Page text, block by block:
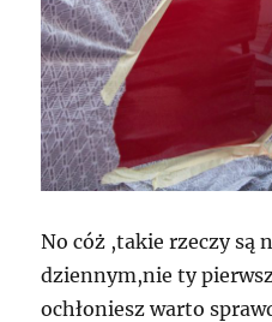
No cóż ,takie rzeczy są
dziennym,nie ty
ochłoniesz warto